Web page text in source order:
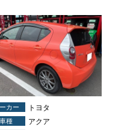
カー トヨタ
車種 アクア